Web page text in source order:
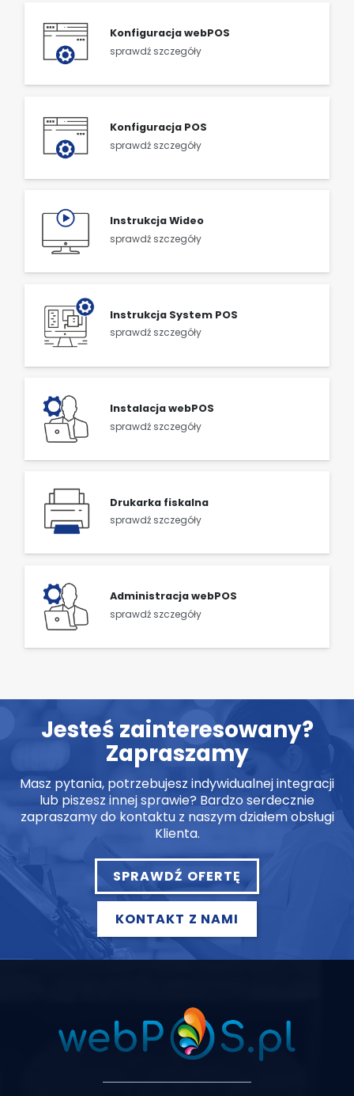
Konfiguracja webPOS
sprawdź szczegóły
Konfiguracja POS
sprawdź szczegóły
Instrukcja Wideo
sprawdź szczegóły
Instrukcja System POS
sprawdź szczegóły
Instalacja webPOS
sprawdź szczegóły
Drukarka fiskalna
sprawdź szczegóły
Administracja webPOS
sprawdź szczegóły
Jesteś zainteresowany?
Zapraszamy
Masz pytania, potrzebujesz indywidualnej integracji
lub piszesz innej sprawie? Bardzo serdecznie
zapraszamy do kontaktu z naszym działem obsługi
Klienta.
SPRAWDŹ OFERTĘ
KONTAKT Z NAMI